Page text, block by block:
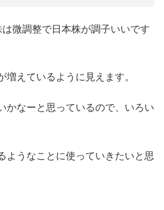
微調整で日本株が調子いいです
増えているように見えます。
かなーと思っているので、いろい
ようなことに使っていきたいと思